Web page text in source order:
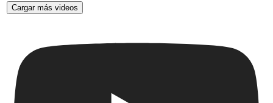
Cargar más videos